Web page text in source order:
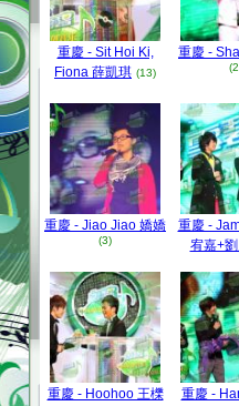
重慶 - Sit Hoi Ki,
Fiona 薛凱琪 (13)
重慶 -
重慶 - Jiao Jiao 嬌嬌
(3)
重慶 -
宥嘉+
重慶 - Hoohoo 王櫟
重慶 -